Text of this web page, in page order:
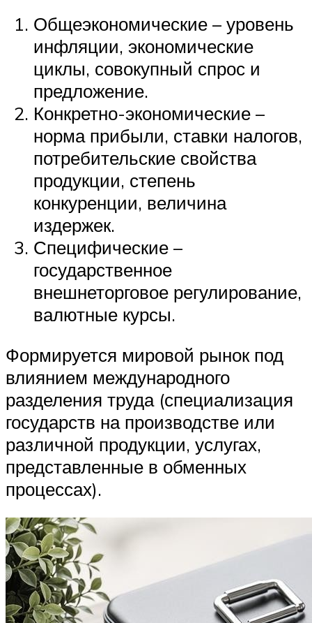
Общеэкономические – уровень
инфляции, экономические
циклы, совокупный спрос и
предложение.
Конкретно-экономические –
норма прибыли, ставки налогов,
потребительские свойства
продукции, степень
конкуренции, величина
издержек.
Специфические –
государственное
внешнеторговое регулирование,
валютные курсы.
Формируется мировой рынок под
влиянием международного
разделения труда (специализация
государств на производстве или
различной продукции, услугах,
представленные в обменных
процессах).